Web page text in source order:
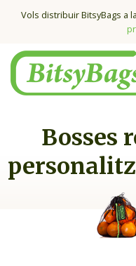
Vols distribuir BitsyBags a
Bosses